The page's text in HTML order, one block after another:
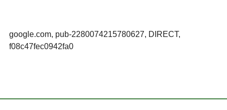
google.com, pub-2280074215780627, DIRECT,
f08c47fec0942fa0